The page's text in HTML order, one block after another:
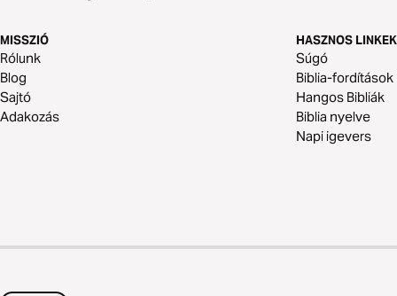
MISSZIÓ
Rólunk
Blog
Sajtó
Adakozás
HASZNOS LINKEK
Súgó
Biblia-fordítások
Hangos Bibliák
Biblia nyelve
Napi igevers